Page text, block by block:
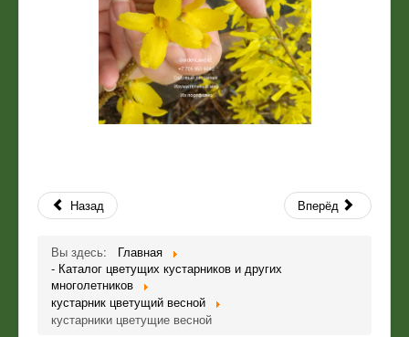
Назад Вперёд
Вы здесь:
Главная
- Каталог цветущих кустарников и других
многолетников
кустарник цветущий весной
кустарники цветущие весной